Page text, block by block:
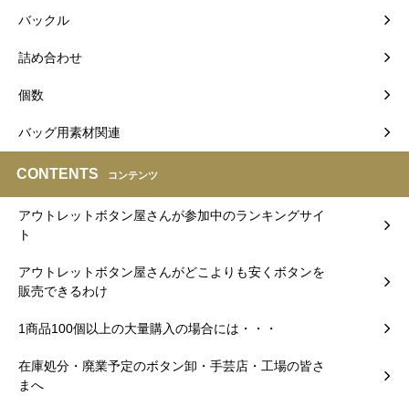
バックル
詰め合わせ
個数
バッグ用素材関連
CONTENTS コンテンツ
アウトレットボタン屋さんが参加中のランキングサイ
ト
アウトレットボタン屋さんがどこよりも安くボタンを
販売できるわけ
1商品100個以上の大量購入の場合には・・・
在庫処分・廃業予定のボタン卸・手芸店・工場の皆さ
まへ